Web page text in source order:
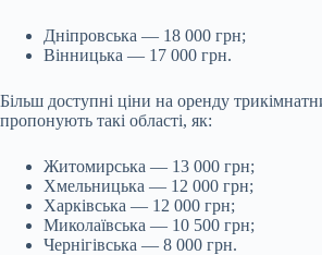
Дніпровська — 18 000 грн;
Вінницька — 17 000 грн.
Більш доступні ціни на оренду
пропонують такі області, як:
Житомирська — 13 000 грн;
Хмельницька — 12 000 грн;
Харківська — 12 000 грн;
Миколаївська — 10 500 грн;
Чернігівська — 8 000 грн.